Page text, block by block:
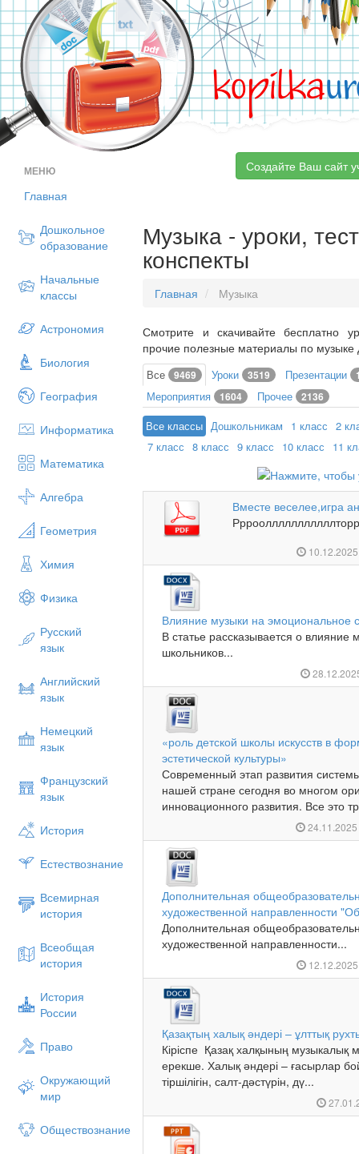
kopilka
МЕНЮ
Главная
Дошкольное
образование
Начальные
классы
Астрономия
Биология
География
Информатика
Математика
Алгебра
Геометрия
Химия
Физика
Русский
язык
Английский
язык
Немецкий
язык
Французский
язык
История
Естествознание
Всемирная
история
Всеобщая
история
История
России
Право
Окружающий
мир
Обществознание
Создайте Ваш сайт
Музыка - уроки,
конспекты
Главная Музыка
Смотрите и скачивайте бесплатно
прочие полезные материалы по музыке
Все 9469 Уроки 3519 Презентации
Мероприятия 1604 Прочее 2136
Все классы Дошкольникам 1 класс 2
7 класс 8 класс 9 класс 10 класс 11
Вместе веселее,игра
Влияние музыки на эмоциональное
В статье рассказывается о
школьников...
«роль детской школы искусств в
эстетической культуры»
Современный этап развития
нашей стране сегодня во многом
инновационного развития. Все это
Дополнительная
художественной направленности
Дополнительная
художественной направленности...
Қазақтың халық әндері – ұлттық
Кіріспе Қазақ халқының музыкалық
ерекше. Халық әндері – ғасырлар
тіршілігін, салт-дәстүрін, дү...